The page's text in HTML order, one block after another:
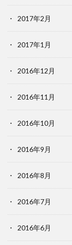
2017年2月
2017年1月
2016年12月
2016年11月
2016年10月
2016年9月
2016年8月
2016年7月
2016年6月